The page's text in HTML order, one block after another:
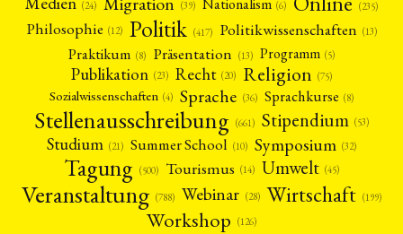
(24) (39) Nationalism (6) (235)
Philosophie (12) Politik (417) Politikwissenschaften (13)
Praktikum (8) Präsentation (13) Programm (5)
Publikation (23) Recht (20) Religion (75)
Sozialwissenschaften (4) Sprache (36) Sprachkurse (8)
Stellenausschreibung (661) Stipendium (53)
Studium (21) Summer School (10) Symposium (32)
Tagung (500) Tourismus (14) Umwelt (45)
Veranstaltung (788) Webinar (28) Wirtschaft (199)
Workshop (126)